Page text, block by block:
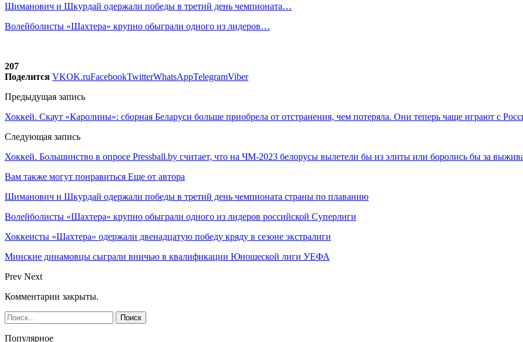
Шиманович и Шкурдай одержали победы в третий день чемпионата…
Волейболисты «Шахтера» крупно обыграли одного из лидеров…
207
Поделится VKOK.ruFacebookTwitterWhatsAppTelegramViber
Предыдущая запись
Хоккей. Скаут «Каролины»: сборная Беларуси больше приобрела от отстранения, чем потеряла. Они теперь чаще играют с
Следующая запись
Хоккей. Большинство в опросе Pressball.by считает, что на ЧМ-2023 белорусы вылетели бы из элиты или боролись бы за
Вам также могут понравиться Еще от автора
Шиманович и Шкурдай одержали победы в третий день чемпионата страны по плаванию
Волейболисты «Шахтера» крупно обыграли одного из лидеров российской Суперлиги
Хоккеисты «Шахтера» одержали двенадцатую победу кряду в сезоне экстралиги
Минские динамовцы сыграли вничью в квалификации Юношеской лиги УЕФА
Prev Next
Комментарии закрыты.
Популярное